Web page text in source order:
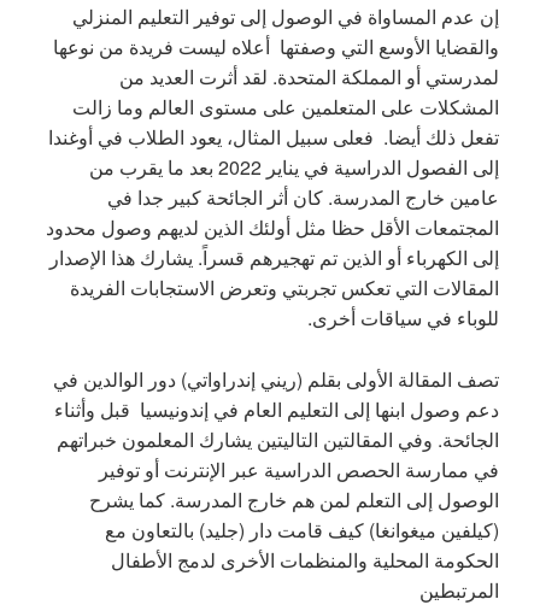
إن عدم المساواة في الوصول إلى توفير التعليم المنزلي
والقضايا الأوسع التي وصفتها أعلاه ليست فريدة من نوعها
لمدرستي أو المملكة المتحدة. لقد أثرت العديد من
المشكلات على المتعلمين على مستوى العالم وما زالت
تفعل ذلك أيضا. فعلى سبيل المثال، يعود الطلاب في أوغندا
إلى الفصول الدراسية في يناير 2022 بعد ما يقرب من
عامين خارج المدرسة. كان أثر الجائحة كبير جدا في
المجتمعات الأقل حظا مثل أولئك الذين لديهم وصول محدود
إلى الكهرباء أو الذين تم تهجيرهم قسراً. يشارك هذا الإصدار
المقالات التي تعكس تجربتي وتعرض الاستجابات الفريدة
للوباء في سياقات أخرى.
تصف المقالة الأولى بقلم (ريني إندراواتي) دور الوالدين في
دعم وصول ابنها إلى التعليم العام في إندونيسيا قبل وأثناء
الجائحة. وفي المقالتين التاليتين يشارك المعلمون خبراتهم
في ممارسة الحصص الدراسية عبر الإنترنت أو توفير
الوصول إلى التعلم لمن هم خارج المدرسة. كما يشرح
(كيلفين ميغوانغا) كيف قامت دار (جليد) بالتعاون مع
الحكومة المحلية والمنظمات الأخرى لدمج الأطفال
المرتبطين